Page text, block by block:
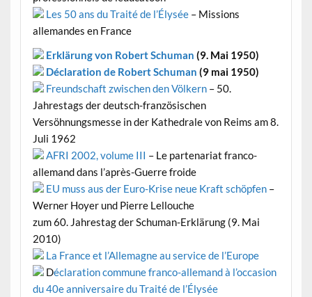
Les 50 ans du Traité de l’Élysée– Missions
allemandes en France
Erklärung von Robert Schuman (9. Mai 1950)
Déclaration de Robert Schuman (9 mai 1950)
Freundschaft zwischen den Völkern– 50.
Jahrestags der deutsch-französischen
Versöhnungsmesse in der Kathedrale von Reims am 8.
Juli 1962
AFRI 2002, volume III – Le partenariat franco-
allemand dans l’après-Guerre froide
EU muss aus der Euro-Krise neue Kraft schöpfen–
Werner Hoyer und Pierre Lellouche
zum 60. Jahrestag der Schuman-Erklärung (9. Mai
2010)
La France et l’Allemagne au service de l’Europe
Déclaration commune franco-allemand à l’occasion
du 40e anniversaire du Traité de l’Élysée